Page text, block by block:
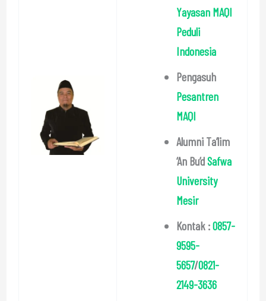
Yayasan MAQI
Peduli
Indonesia
Pengasuh
Pesantren
MAQI
Alumni Ta’lim
‘An Bu’dSafwa
University
Mesir
Kontak :0857-
9595-
5657/0821-
2149-3636